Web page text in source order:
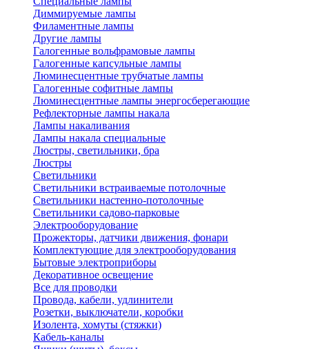
Диммируемые лампы
Филаментные лампы
Другие лампы
Галогенные вольфрамовые лампы
Галогенные капсульные лампы
Люминесцентные трубчатые лампы
Галогенные софитные лампы
Люминесцентные лампы энергосберегающие
Рефлекторные лампы накала
Лампы накаливания
Лампы накала специальные
Люстры, светильники, бра
Люстры
Светильники
Светильники встраиваемые потолочные
Светильники настенно-потолочные
Светильники садово-парковые
Электрооборудование
Прожекторы, датчики движения, фонари
Комплектующие для электрооборудования
Бытовые электроприборы
Декоративное освещение
Все для проводки
Провода, кабели, удлинители
Розетки, выключатели, коробки
Изолента, хомуты (стяжки)
Кабель-каналы